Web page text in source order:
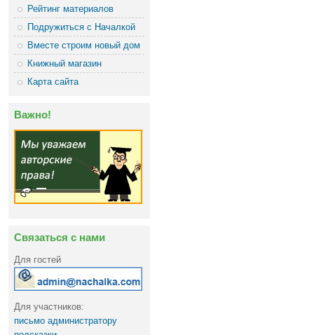
Рейтинг материалов
Подружиться с Началкой
Вместе строим новый дом
Книжный магазин
Карта сайта
Важно!
Связаться с нами
Для гостей
Для участников:
письмо администратору